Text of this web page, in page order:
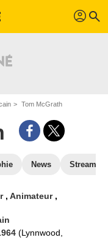
profil search
Tom McGrath
News Streaming
,Animateur ,
(Lynnwood,